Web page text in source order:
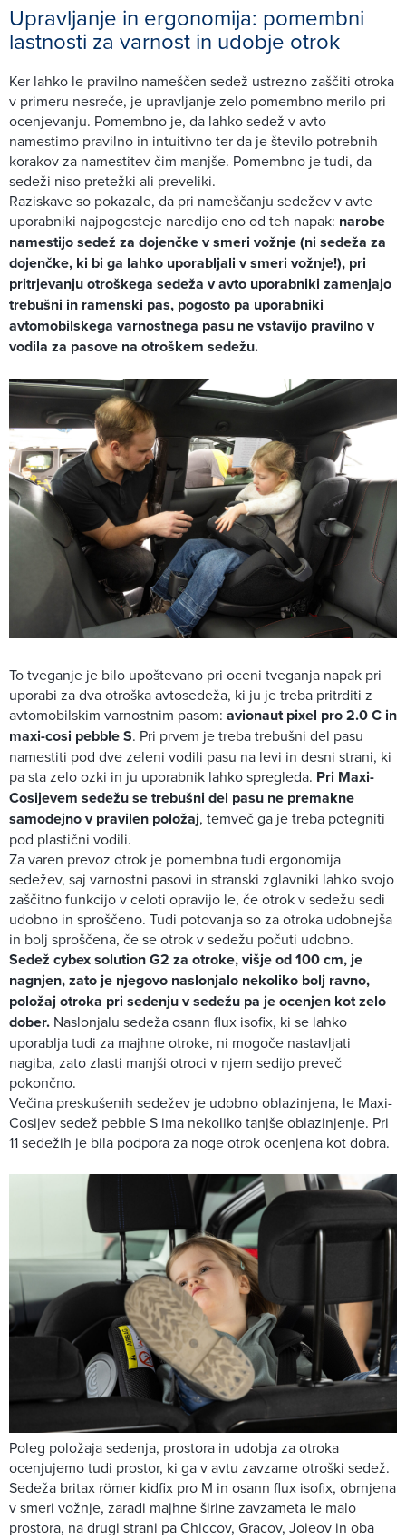
Upravljanje in ergonomija: pomembni
lastnosti za varnost in udobje otrok
Ker lahko le pravilno nameščen sedež ustrezno zaščiti otroka
v primeru nesreče, je upravljanje zelo pomembno merilo pri
ocenjevanju. Pomembno je, da lahko sedež v avto
namestimo pravilno in intuitivno ter da je število potrebnih
korakov za namestitev čim manjše. Pomembno je tudi, da
sedeži niso pretežki ali preveliki.
Raziskave so pokazale, da pri nameščanju sedežev v avte
uporabniki najpogosteje naredijo eno od teh napak: narobe
namestijo sedež za dojenčke v smeri vožnje (ni sedeža za
dojenčke, ki bi ga lahko uporabljali v smeri vožnje!), pri
pritrjevanju otroškega sedeža v avto uporabniki zamenjajo
trebušni in ramenski pas, pogosto pa uporabniki
avtomobilskega varnostnega pasu ne vstavijo pravilno v
vodila za pasove na otroškem sedežu.
To tveganje je bilo upoštevano pri oceni tveganja napak pri
uporabi za dva otroška avtosedeža, ki ju je treba pritrditi z
avtomobilskim varnostnim pasom: avionaut pixel pro 2.0 C in
maxi-cosi pebble S. Pri prvem je treba trebušni del pasu
namestiti pod dve zeleni vodili pasu na levi in desni strani, ki
pa sta zelo ozki in ju uporabnik lahko spregleda. Pri Maxi-
Cosijevem sedežu se trebušni del pasu ne premakne
samodejno v pravilen položaj, temveč ga je treba potegniti
pod plastični vodili.
Za varen prevoz otrok je pomembna tudi ergonomija
sedežev, saj varnostni pasovi in stranski zglavniki lahko svojo
zaščitno funkcijo v celoti opravijo le, če otrok v sedežu sedi
udobno in sproščeno. Tudi potovanja so za otroka udobnejša
in bolj sproščena, če se otrok v sedežu počuti udobno.
Sedež cybex solution G2 za otroke, višje od 100 cm, je
nagnjen, zato je njegovo naslonjalo nekoliko bolj ravno,
položaj otroka pri sedenju v sedežu pa je ocenjen kot zelo
dober. Naslonjalu sedeža osann flux isofix, ki se lahko
uporablja tudi za majhne otroke, ni mogoče nastavljati
nagiba, zato zlasti manjši otroci v njem sedijo preveč
pokončno.
Večina preskušenih sedežev je udobno oblazinjena, le Maxi-
Cosijev sedež pebble S ima nekoliko tanjše oblazinjenje. Pri
11 sedežih je bila podpora za noge otrok ocenjena kot dobra.
Poleg položaja sedenja, prostora in udobja za otroka
ocenjujemo tudi prostor, ki ga v avtu zavzame otroški sedež.
Sedeža britax römer kidfix pro M in osann flux isofix, obrnjena
v smeri vožnje, zaradi majhne širine zavzameta le malo
prostora, na drugi strani pa Chiccov, Gracov, Joieov in oba